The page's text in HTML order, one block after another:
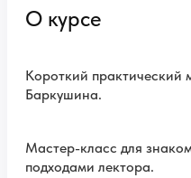
О курсе
Короткий практический
Баркушина.
Мастер-класс для
подходами лектора.